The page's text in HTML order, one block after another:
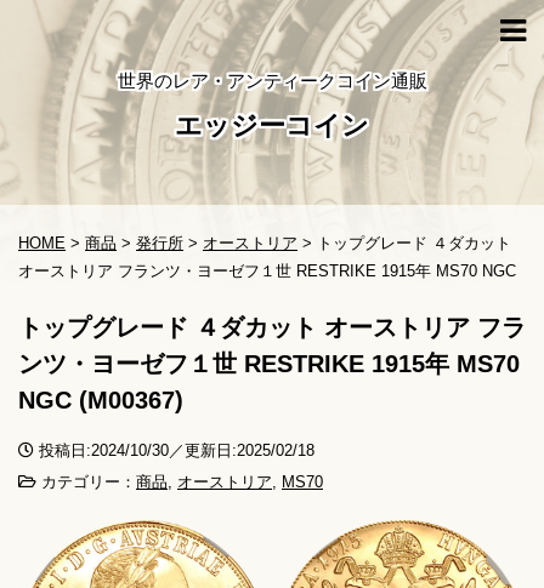
世界のレア・アンティークコイン通販
エッジーコイン
HOME > 商品 > 発行所 > オーストリア > トップグレード ４ダカット
オーストリア フランツ・ヨーゼフ１世 RESTRIKE 1915年 MS70 NGC
トップグレード ４ダカット オーストリア フラ
ンツ・ヨーゼフ１世 RESTRIKE 1915年 MS70
NGC (M00367)
投稿日:2024/10/30／更新日:2025/02/18
カテゴリー： 商品, オーストリア, MS70